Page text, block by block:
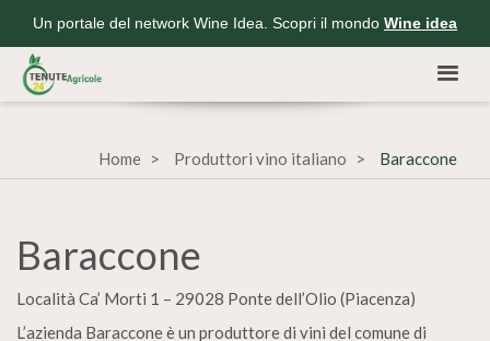
Un portale del network Wine Idea. Scopri il mondo Wine idea
Home Produttori vino italiano Baraccone
Baraccone
Località Ca’ Morti 1 – 29028 Ponte dell’Olio (Piacenza)
L’azienda Baraccone è un produttore di vini del comune di